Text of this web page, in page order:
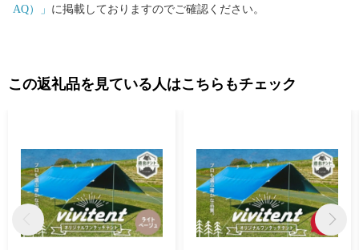
AQ）」 に掲載しておりますのでご確認ください。
この返礼品を見ている人はこちらもチェック